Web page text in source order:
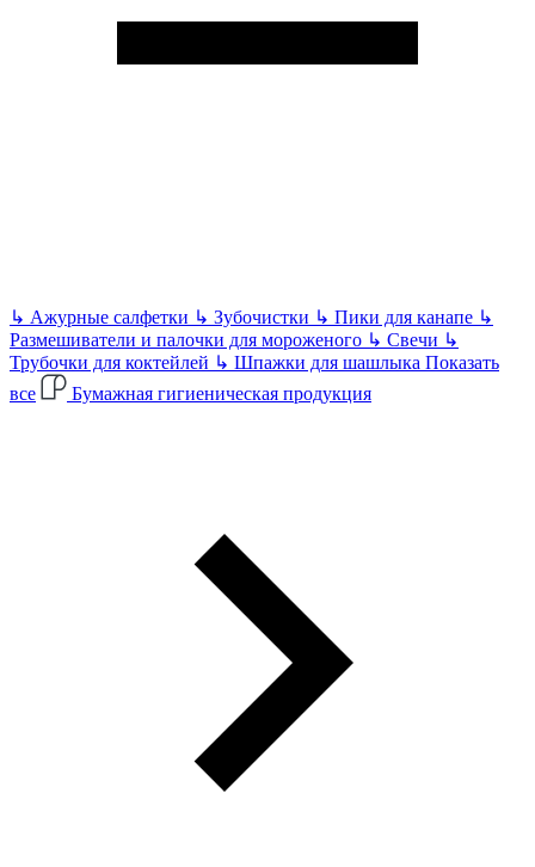
↳ Ажурные салфетки ↳ Зубочистки ↳ Пики для канапе ↳
Размешиватели и палочки для мороженого ↳ Свечи ↳
Трубочки для коктейлей ↳ Шпажки для шашлыка Показать
все
Бумажная гигиеническая продукция